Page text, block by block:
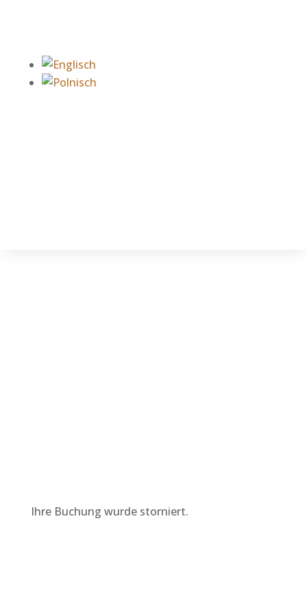
Ihre Buchung wurde storniert.